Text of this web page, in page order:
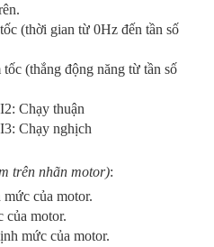
(thời gian từ 0Hz đến tần số
(thắng động năng từ tần số
Chạy thuận
nghịch
trên nhãn motor):
của motor.
motor.
của motor.